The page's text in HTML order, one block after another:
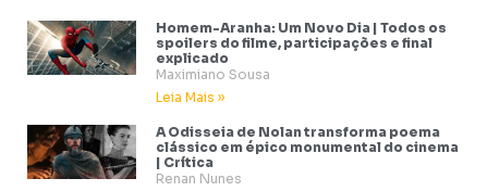
Homem-Aranha: Um Novo Dia | Todos os
spoilers do filme, participações e final
explicado
Maximiano Sousa
Leia Mais »
A Odisseia de Nolan transforma poema
clássico em épico monumental do cinema
| Crítica
Renan Nunes